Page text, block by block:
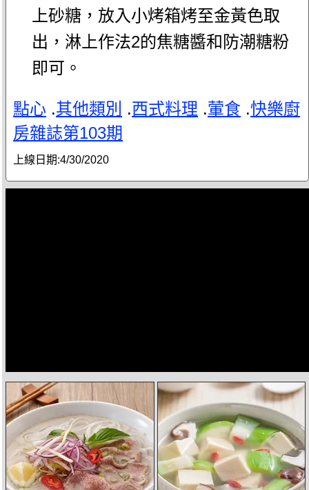
上砂糖，放入小烤箱烤至金黃色取
出，淋上作法2的焦糖醬和防潮糖粉
即可。
點心 .其他類別 .西式料理 .葷食 .快樂廚
房雜誌第103期
上線日期:4/30/2020